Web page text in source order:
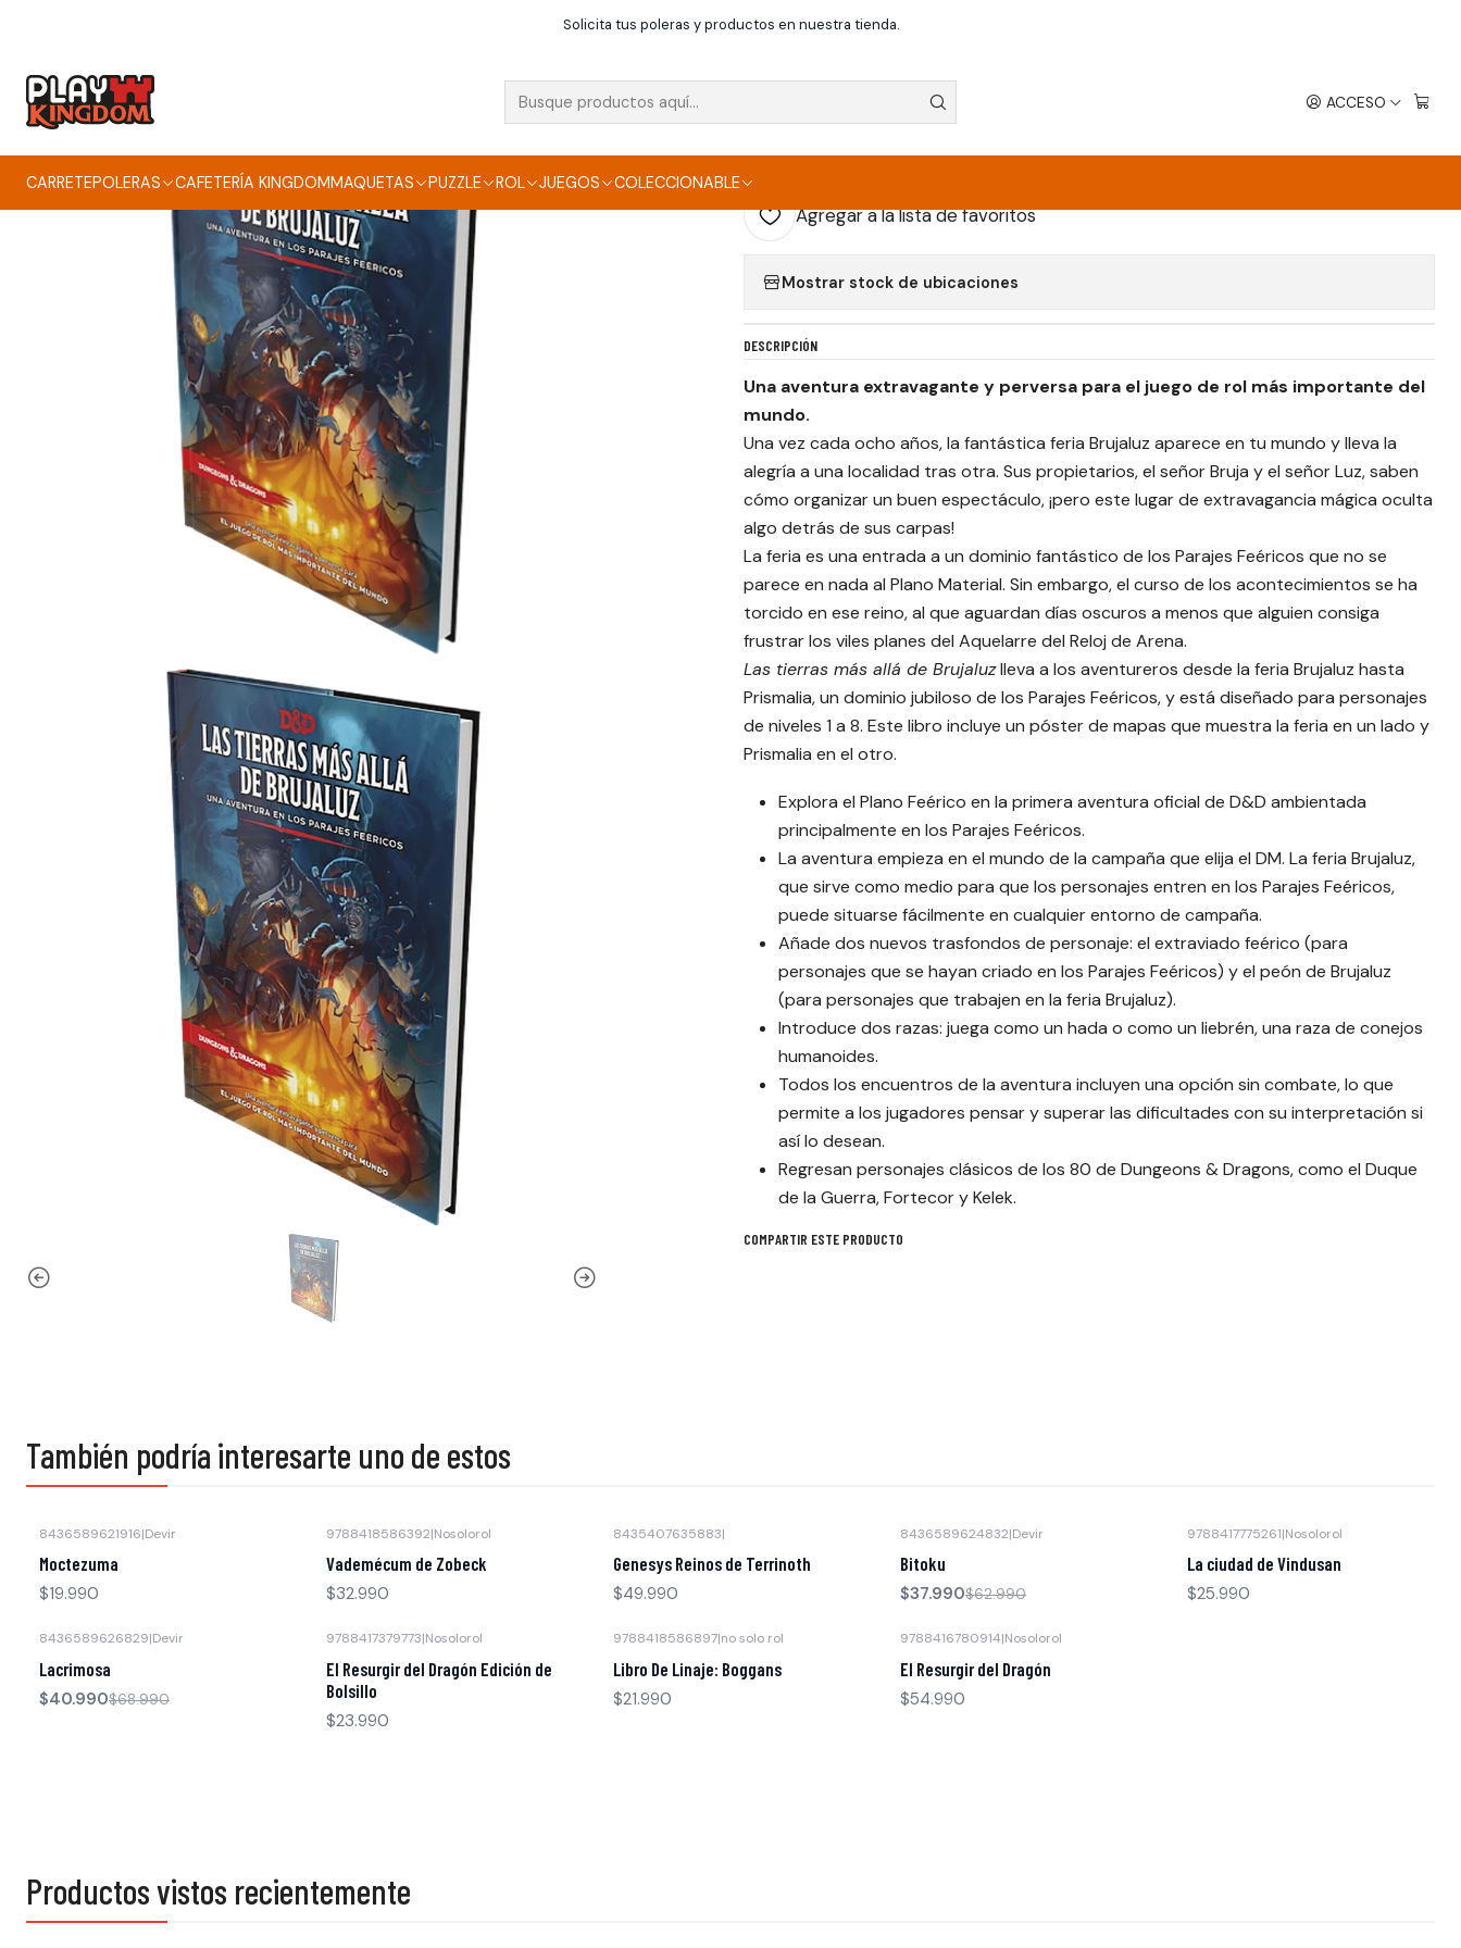
ACCESO
CARRETEPOLERAS CAFETERÍA KINGDOMMAQUETAS PUZZLE ROL JUEGOS COLECCIONABLE
Solicita tus poleras y productos en nuestra tienda.
Dungeons and Dragons - Las tierras más allá de Brujaluz - Español
DUNGEONS AND DRAGONS - LAS TIERRAS MÁS ALLÁ DE
BRUJALUZ - ESPAÑOL
Agregar a la lista de favoritos
Mostrar stock de ubicaciones
DESCRIPCIÓN
Una aventura extravagante y perversa para el juego de rol más importante del
mundo.
Una vez cada ocho años, la fantástica feria Brujaluz aparece en tu mundo y lleva la
alegría a una localidad tras otra. Sus propietarios, el señor Bruja y el señor Luz, saben
cómo organizar un buen espectáculo, ¡pero este lugar de extravagancia mágica oculta
algo detrás de sus carpas!
La feria es una entrada a un dominio fantástico de los Parajes Feéricos que no se
parece en nada al Plano Material. Sin embargo, el curso de los acontecimientos se ha
torcido en ese reino, al que aguardan días oscuros a menos que alguien consiga
frustrar los viles planes del Aquelarre del Reloj de Arena.
Las tierras más allá de Brujaluzlleva a los aventureros desde la feria Brujaluz hasta
Prismalia, un dominio jubiloso de los Parajes Feéricos, y está diseñado para personajes
de niveles 1 a 8. Este libro incluye un póster de mapas que muestra la feria en un lado y
Prismalia en el otro.
Explora el Plano Feérico en la primera aventura oficial de D&D ambientada
principalmente en los Parajes Feéricos.
La aventura empieza en el mundo de la campaña que elija el DM. La feria Brujaluz,
que sirve como medio para que los personajes entren en los Parajes Feéricos,
puede situarse fácilmente en cualquier entorno de campaña.
Añade dos nuevos trasfondos de personaje: el extraviado feérico (para
personajes que se hayan criado en los Parajes Feéricos) y el peón de Brujaluz
(para personajes que trabajen en la feria Brujaluz).
Introduce dos razas: juega como un hada o como un liebrén, una raza de conejos
humanoides.
Todos los encuentros de la aventura incluyen una opción sin combate, lo que
permite a los jugadores pensar y superar las dificultades con su interpretación si
así lo desean.
Regresan personajes clásicos de los 80 de Dungeons & Dragons, como el Duque
de la Guerra, Fortecor y Kelek.
COMPARTIR ESTE PRODUCTO
También podría interesarte uno de estos
8436589621916|Devir
Moctezuma
$19.990
9788418586392|Nosolorol
Vademécum de Zobeck
$32.990
8435407635883|
Genesys Reinos de Terrinoth
$49.990
8436589624832|Devir
Bitoku
$37.990$62.990
9788417775261|Nosolorol
La ciudad de Vindusan
$25.990
8436589626829|Devir
Lacrimosa
$40.990$68.990
9788417379773|Nosolorol
El Resurgir del Dragón Edición de
Bolsillo
$23.990
9788418586897|no solo rol
Libro De Linaje: Boggans
$21.990
9788416780914|Nosolorol
El Resurgir del Dragón
$54.990
Productos vistos recientemente